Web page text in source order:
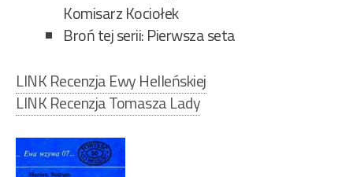
Komisarz Kociołek
Broń tej serii: Pierwsza seta
LINK Recenzja Ewy Helleńskiej
LINK Recenzja Tomasza Lady